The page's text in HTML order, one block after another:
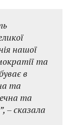
нашої
та
в
та
та
– сказала